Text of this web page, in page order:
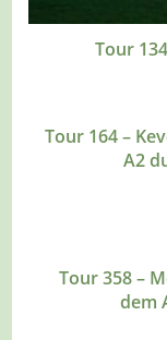
Tour
Tour 164 –
A2
Tour 358 –
dem